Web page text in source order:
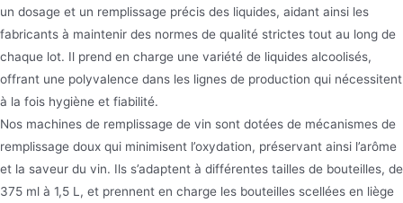
un dosage et un remplissage précis des liquides, aidant ainsi les
fabricants à maintenir des normes de qualité strictes tout au long de
chaque lot. Il prend en charge une variété de liquides alcoolisés,
offrant une polyvalence dans les lignes de production qui nécessitent
à la fois hygiène et fiabilité.
Nos machines de remplissage de vin sont dotées de mécanismes de
remplissage doux qui minimisent l’oxydation, préservant ainsi l’arôme
et la saveur du vin. Ils s’adaptent à différentes tailles de bouteilles, de
375 ml à 1,5 L, et prennent en charge les bouteilles scellées en liège